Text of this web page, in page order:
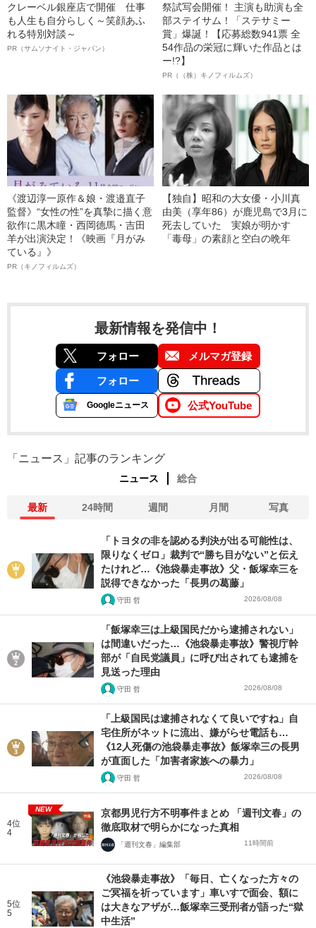
クレーベル銀座店で開催 仕事
も人生も自分らしく～笑顔あふ
れる特別対談～
PR（サムソナイト・ジャパン）
祭試写会開催！ 主演も助演も全
部ステイサム！「ステサミー
賞」爆誕！【応募総数941票 全
54作品の栄冠に輝いた作品とは
ー!?】
PR（（株）キノフィルムズ）
《渡辺淳一原作＆娘・渡邉直子
監督》“女性の性”を真摯に描く意
欲作に黒木瞳・西岡德馬・吉田
羊が出演決定！《映画『月がみ
ている』》
PR（キノフィルムズ）
【独自】昭和の大女優・小川真
由美（享年86）が鹿児島で3月に
死去していた 実娘が明かす
「毒母」の素顔と空白の晩年
最新情報を発信中！
フォロー メルマガ登録
フォロー
Googleニュース 公式YouTube
「ニュース」記事のランキング
ニュース 総合
最新 24時間 週間 月間 写真
「トヨタの非を認める判決が出る可能性は、
限りなくゼロ」裁判で“勝ち目がない”と伝え
たけれど…《池袋暴走事故》父・飯塚幸三を
説得できなかった「長男の葛藤」
守田 哲 2026/08/08
「飯塚幸三は上級国民だから逮捕されない」
は間違いだった…《池袋暴走事故》警視庁幹
部が「自民党議員」に呼び出されても逮捕を
見送った理由
守田 哲 2026/08/08
「上級国民は逮捕されなくて良いですね」自
宅住所がネットに流出、嫌がらせ電話も…
《12人死傷の池袋暴走事故》飯塚幸三の長男
が直面した「加害者家族への暴力」
守田 哲 2026/08/08
4位
4
NEW
京都男児行方不明事件まとめ 「週刊文春」の
徹底取材で明らかになった真相
「週刊文春」編集部 11時間前
5位
5
《池袋暴走事故》「毎日、亡くなった方々の
ご冥福を祈っています」車いすで面会、額に
は大きなアザが…飯塚幸三受刑者が語った“獄
中生活”